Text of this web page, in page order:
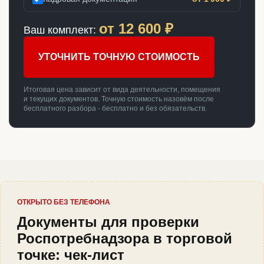
Ваш комплект: от 12 600 ₽
УТОЧНИТЬ ТОЧНУЮ СТОИМОСТЬ
Итоговая цена зависит от вида деятельности, помещения
и текущих документов. Точную стоимость назовём после
бесплатного разбора - бесплатно и без обязательств.
ОТКРЫТО БЕЗ ТЕЛЕФОНА
Документы для проверки
Роспотребнадзора в торговой
точке: чек-лист